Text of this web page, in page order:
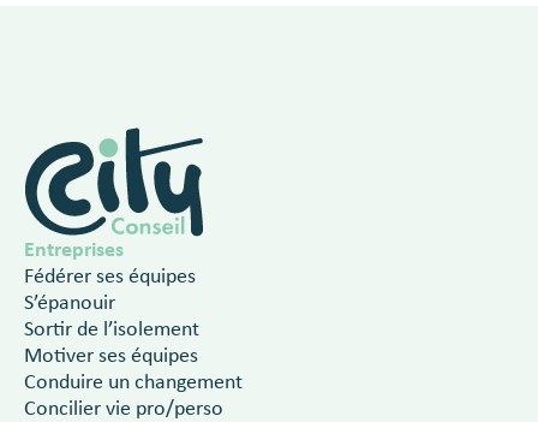
Entreprises
Fédérer ses équipes
S’épanouir
Sortir de l’isolement
Motiver ses équipes
Conduire un changement
Concilier vie pro/perso